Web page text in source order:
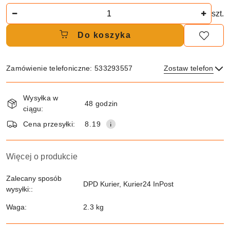
szt.
Do koszyka
Zamówienie telefoniczne: 533293557 Zostaw telefon
i
dostawa
Wysyłka w
ciągu:
48 godzin
Cena przesyłki: 8.19
Więcej o produkcie
Zalecany sposób
wysyłki::
DPD Kurier, Kurier24 InPost
Waga: 2.3 kg